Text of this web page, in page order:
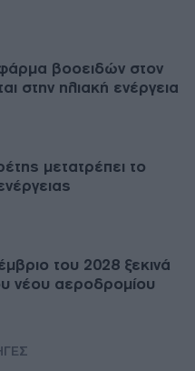
βοοειδών στον
στην ηλιακή ενέργεια
μετατρέπει το
του 2028 ξεκινά
νέου αεροδρομίου